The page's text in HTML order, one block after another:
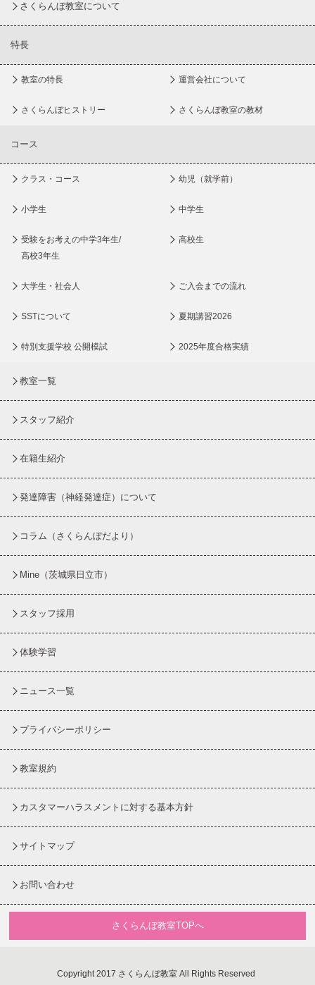
さくらんぼ教室について
特長
教室の特長 運営会社について
さくらんぼヒストリー さくらんぼ教室の教材
コース
クラス・コース 幼児（就学前）
小学生 中学生
受験をお考えの中学3年生/
高校3年生
高校生
大学生・社会人 ご入会までの流れ
SSTについて 夏期講習2026
特別支援学校 公開模試 2025年度合格実績
教室一覧
スタッフ紹介
在籍生紹介
発達障害（神経発達症）について
コラム （さくらんぼだより）
Mine（茨城県日立市）
スタッフ採用
体験学習
ニュース一覧
プライバシーポリシー
教室規約
カスタマーハラスメントに対する基本方針
サイトマップ
お問い合わせ
さくらんぼ教室TOPへ
Copyright 2017 さくらんぼ教室 All Rights Reserved